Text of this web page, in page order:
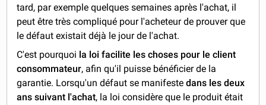
tard, par exemple quelques semaines après l'achat, il
peut être très compliqué pour l'acheteur de prouver que
le défaut existait déjà le jour de l'achat.
C'est pourquoi la loi facilite les choses pour le client
consommateur, afin qu'il puisse bénéficier de la
garantie. Lorsqu'un défaut se manifestedans les deux
ans suivant l'achat, la loi considère que le produit était